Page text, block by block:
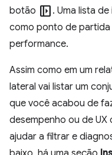
botão left_panel_open . Uma lista
como ponto de
performance.
Assim como em um
lateral vai listar um
que você acabou de
desempenho ou de
ajudar a filtrar e